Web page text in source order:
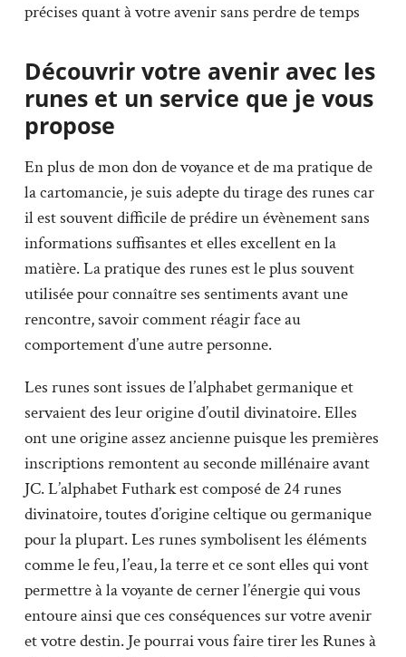
précises quant à votre avenir sans perdre de temps
Découvrir votre avenir avec les
runes et un service que je vous
propose
En plus de mon don de voyance et de ma pratique de
la cartomancie, je suis adepte du tirage des runes car
il est souvent difficile de prédire un évènement sans
informations suffisantes et elles excellent en la
matière. La pratique des runes est le plus souvent
utilisée pour connaître ses sentiments avant une
rencontre, savoir comment réagir face au
comportement d’une autre personne.
Les runes sont issues de l’alphabet germanique et
servaient des leur origine d’outil divinatoire. Elles
ont une origine assez ancienne puisque les premières
inscriptions remontent au seconde millénaire avant
JC. L’alphabet Futhark est composé de 24 runes
divinatoire, toutes d’origine celtique ou germanique
pour la plupart. Les runes symbolisent les éléments
comme le feu, l’eau, la terre et ce sont elles qui vont
permettre à la voyante de cerner l’énergie qui vous
entoure ainsi que ces conséquences sur votre avenir
et votre destin. Je pourrai vous faire tirer les Runes à